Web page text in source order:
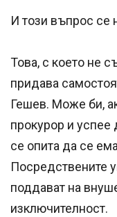
И този въпрос се
Това, с което не
придава
Гешев. Може би,
прокурор и успее
се опита да се
Посредствените
поддават на
изключителност.